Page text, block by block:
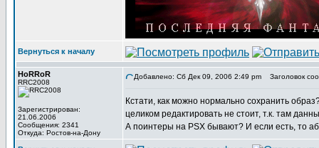
Вернуться к началу
HoRRoR
RRC2008
Зарегистрирован:
21.06.2006
Сообщения: 2341
Откуда: Ростов-на-Дону
Добавлено: Сб Дек 09, 2006 2:49 pm Заголовок
Кстати, как можно нормально сохранить
целиком редактировать не стоит, т.к. там
А поинтеры на PSX бывают? И если есть, то